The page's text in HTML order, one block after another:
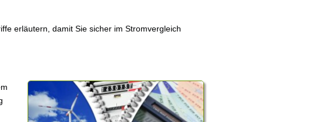
erläutern, damit Sie sicher im Stromvergleich